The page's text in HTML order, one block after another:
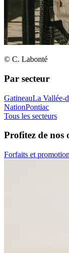
© C. Labonté
Par secteur
GatineauLa Vallée-
NationPontiac
Tous les secteurs
Profitez de nos
Forfaits et